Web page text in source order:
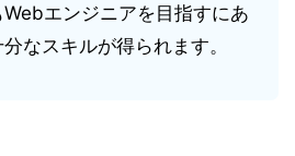
Webエンジニアを目指すにあ
なスキルが得られます。